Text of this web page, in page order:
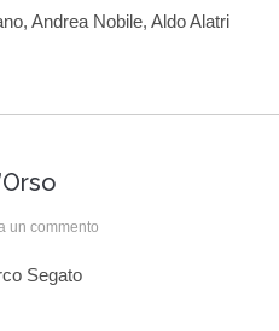
Andrea Nobile, Aldo Alatri
un commento
Segato